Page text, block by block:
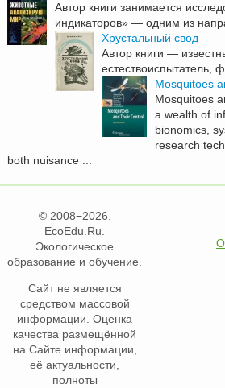
Автор книги занимается
индикаторов» — одним из
Хрустальный свод
Автор книги —
естествоиспытатель,
Mosquitoes
Mosquitoes
a wealth of
bionomics,
research
both nuisance ...
© 2008−2026.
EcoEdu.Ru.
Экологическое
образование и обучение.
Сайт не является
средством массовой
информации. Оценка
качества размещённой
на Сайте информации,
её актуальности,
полноты